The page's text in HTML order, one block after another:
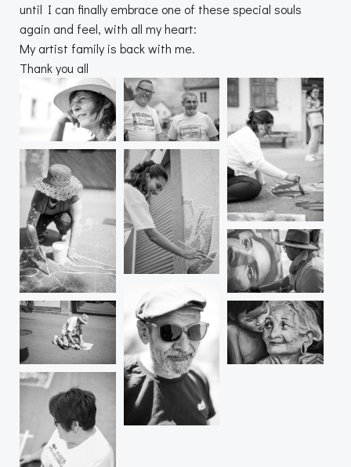
until I can finally embrace one of these special souls
again and feel, with all my heart:
My artist family is back with me.
Thank you all